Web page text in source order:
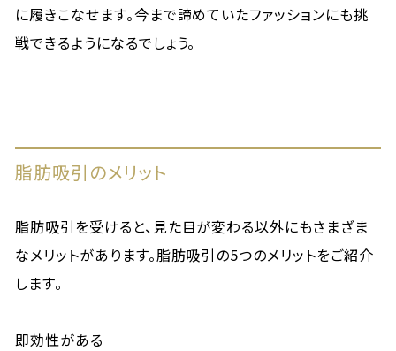
に履きこなせます。今まで諦めていたファッションにも挑
戦できるようになるでしょう。
脂肪吸引のメリット
脂肪吸引を受けると、見た目が変わる以外にもさまざま
なメリットがあります。脂肪吸引の5つのメリットをご紹介
します。
即効性がある